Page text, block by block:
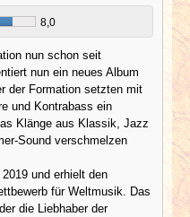
8,0
nun schon seit
nun ein neues Album
der Formation setzten mit
und Kontrabass ein
Klänge aus Klassik, Jazz
Sound verschmelzen
und erhielt den
für Weltmusik. Das
die Liebhaber der